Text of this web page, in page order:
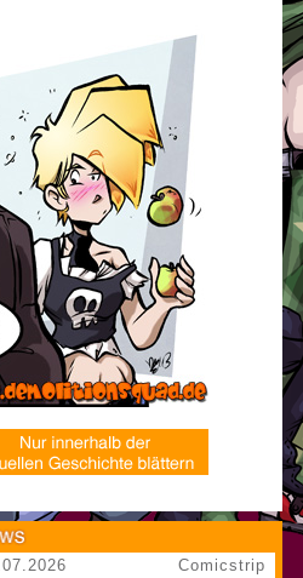
Comicstrip